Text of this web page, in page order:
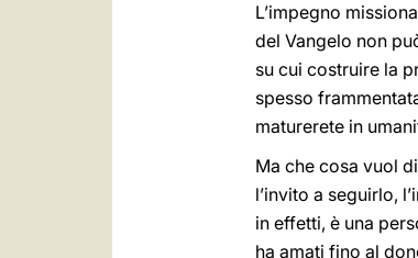
L’impegno
del Vangelo non
su cui costruire la
spesso
maturerete in
Ma che cosa vuol
l’invito a seguirlo,
in effetti, è una
ha amati fino al